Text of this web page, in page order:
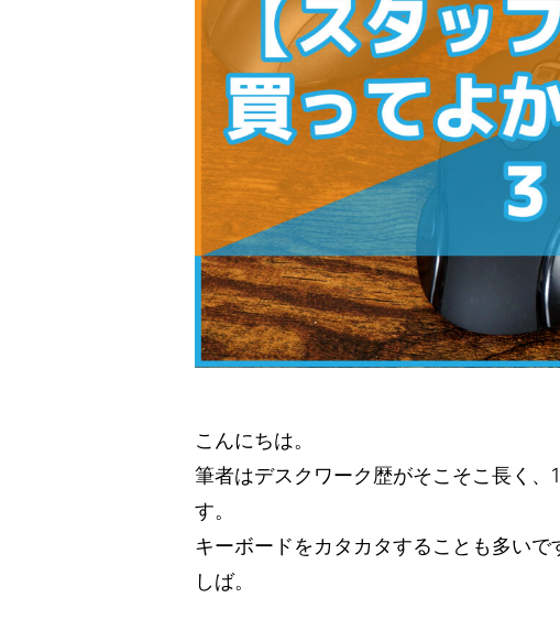
こんにちは。
筆者はデスクワーク歴がそこそこ長く、
す。
キーボードをカタカタすることも多い
しば。